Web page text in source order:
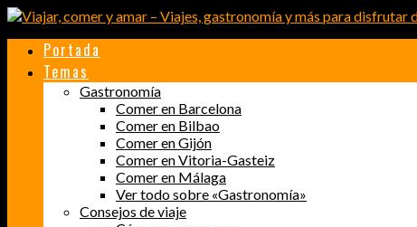
Portada
Temas
Gastronomía
Comer en Barcelona
Comer en Bilbao
Comer en Gijón
Comer en Vitoria-Gasteiz
Comer en Málaga
Ver todo sobre «Gastronomía»
Consejos de viaje